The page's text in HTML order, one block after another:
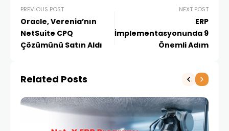
PREVIOUS POST
Oracle, Verenia’nın
NetSuite CPQ
Çözümünü Satın Aldı
NEXT POST
ERP
İmplementasyonunda 9
Önemli Adım
Related Posts